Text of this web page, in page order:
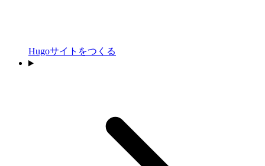
Hugoサイトをつくる